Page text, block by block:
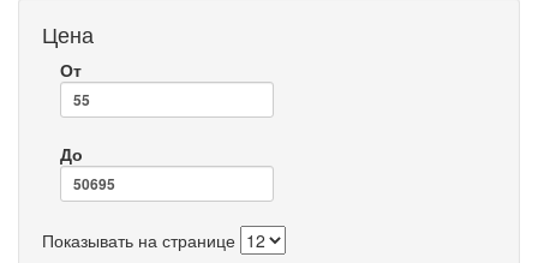
Цена
От
До
Показывать на странице